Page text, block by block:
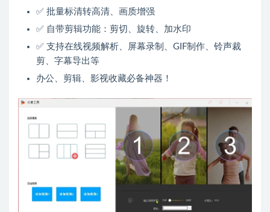
✅ 批量标清转高清、画质增强
✅ 自带剪辑功能：剪切、旋转、加水印
✅ 支持在线视频解析、屏幕录制、GIF制作、铃声裁
剪、字幕导出等
办公、剪辑、影视收藏必备神器！